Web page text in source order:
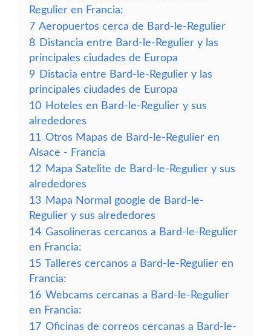
Regulier en Francia:
7 Aeropuertos cerca de Bard-le-Regulier
8 Distancia entre Bard-le-Regulier y las
principales ciudades de Europa
9 Distacia entre Bard-le-Regulier y las
principales ciudades de Europa
10 Hoteles en Bard-le-Regulier y sus
alrededores
11 Otros Mapas de Bard-le-Regulier en
Alsace - Francia
12 Mapa Satelite de Bard-le-Regulier y sus
alrededores
13 Mapa Normal google de Bard-le-
Regulier y sus alrededores
14 Gasolineras cercanos a Bard-le-Regulier
en Francia:
15 Talleres cercanos a Bard-le-Regulier en
Francia:
16 Webcams cercanas a Bard-le-Regulier
en Francia:
17 Oficinas de correos cercanas a Bard-le-